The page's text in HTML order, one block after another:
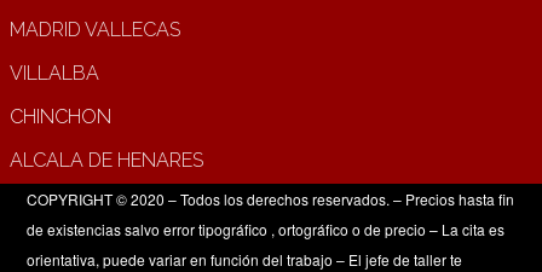
MADRID VALLECAS
VILLALBA
CHINCHON
ALCALA DE HENARES
COPYRIGHT © 2020 – Todos los derechos reservados. – Precios hasta fin
de existencias salvo error tipográfico , ortográfico o de precio – La cita es
orientativa, puede variar en función del trabajo – El jefe de taller te